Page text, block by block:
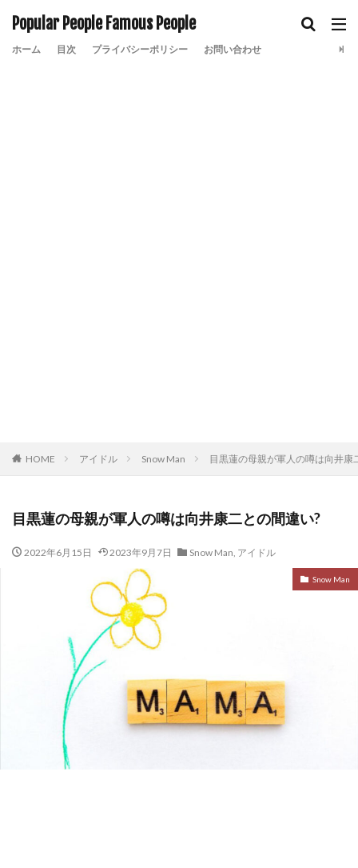
Popular People Famous People
ホーム 目次 プライバシーポリシー お問い合わせ
HOME アイドル Snow Man 目黒蓮の母親が軍人の噂は向井康
目黒蓮の母親が軍人の噂は向井康二との間違い?
2022年6月15日 2023年9月7日 Snow Man, アイドル
Snow Man